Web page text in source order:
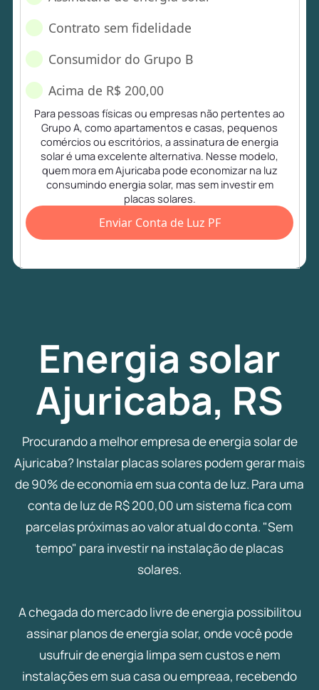
Contrato sem fidelidade
Consumidor do Grupo B
Acima de R$ 200,00
Para pessoas físicas ou empresas não pertentes ao
Grupo A, como apartamentos e casas, pequenos
comércios ou escritórios, a assinatura de energia
solar é uma excelente alternativa. Nesse modelo,
quem mora em Ajuricaba pode economizar na luz
consumindo energia solar, mas sem investir em
placas solares.
Enviar Conta de Luz PF
Energia solar
Ajuricaba, RS
Procurando a melhor empresa de energia solar de
Ajuricaba? Instalar placas solares podem gerar mais
de 90% de economia em sua conta de luz. Para uma
conta de luz de R$ 200,00 um sistema fica com
parcelas próximas ao valor atual do conta. "Sem
tempo" para investir na instalação de placas
solares.
A chegada do mercado livre de energia possibilitou
assinar planos de energia solar, onde você pode
usufruir de energia limpa sem custos e nem
instalações em sua casa ou empreaa, recebendo